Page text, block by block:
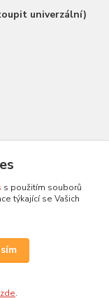
univerzální)
s použitím souborů
týkající se Vašich
zde.